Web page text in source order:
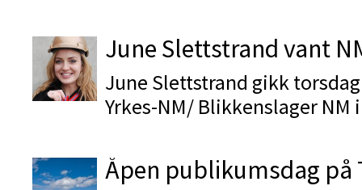
June Slettstrand vant
June Slettstrand gikk
Yrkes-NM/ Blikkenslager
Åpen publikumsdag på